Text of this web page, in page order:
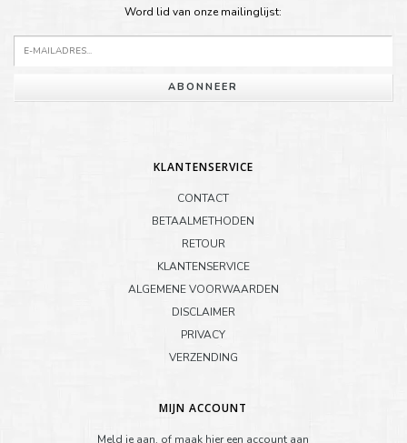
Word lid van onze mailinglijst:
ABONNEER
KLANTENSERVICE
CONTACT
BETAALMETHODEN
RETOUR
KLANTENSERVICE
ALGEMENE VOORWAARDEN
DISCLAIMER
PRIVACY
VERZENDING
MIJN ACCOUNT
Meld je aan, of maak hier een account aan